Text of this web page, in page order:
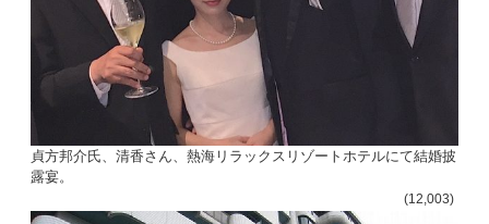
貞方邦介氏、清香さん、熱海リラックスリゾートホテルにて結婚披
露宴。
(12,003)